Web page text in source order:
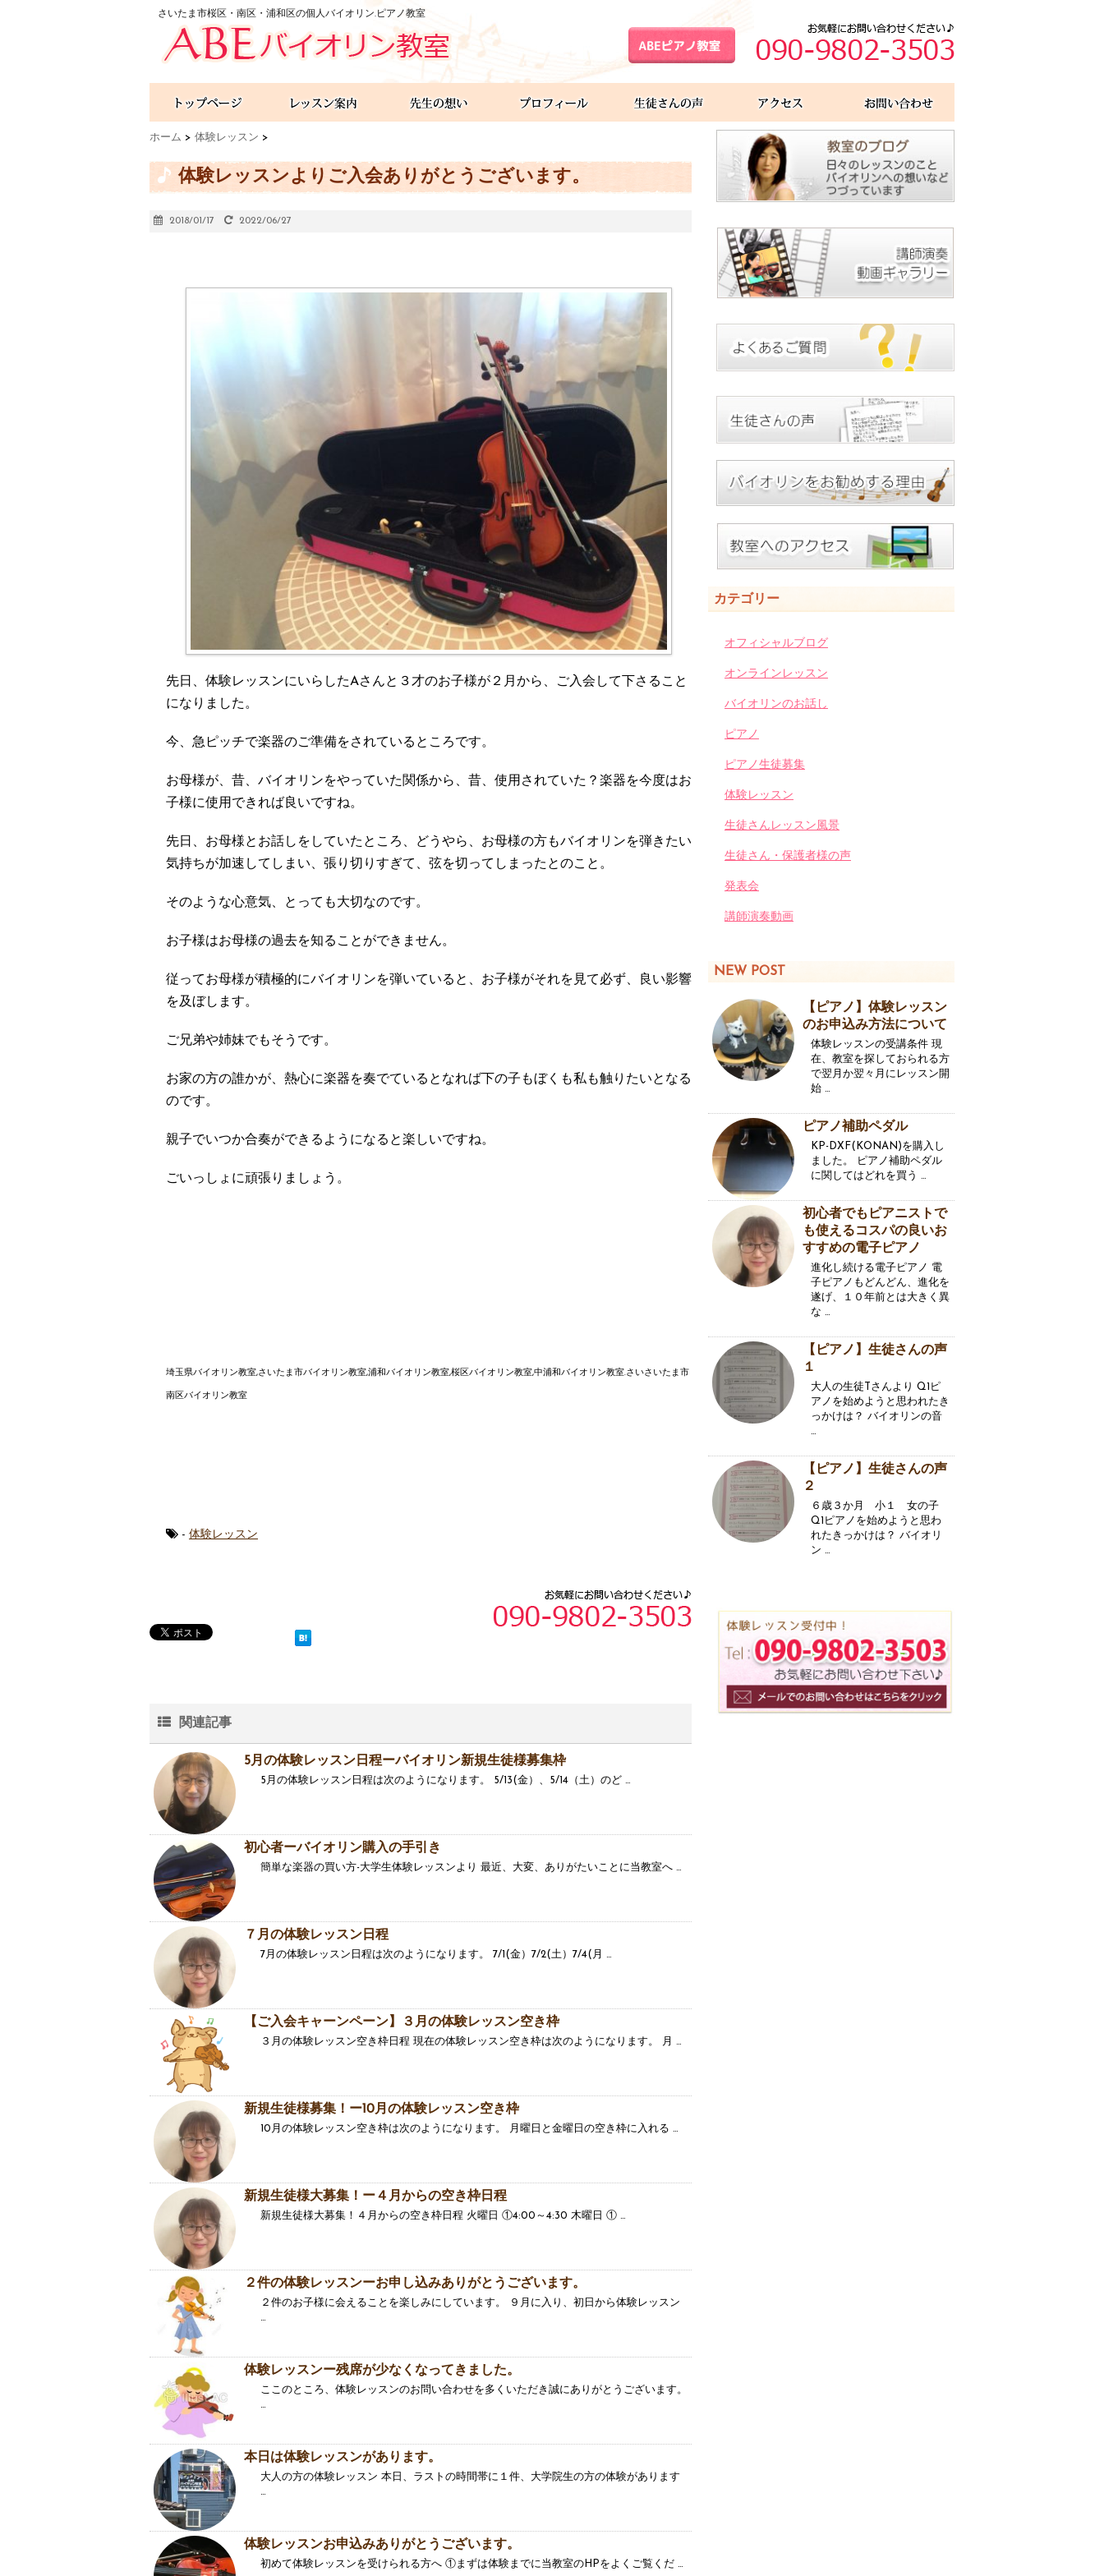
さいたま市桜区・南区・浦和区の個人バイオリン.ピアノ教室
ホーム > 体験レッスン >
体験レッスンよりご入会ありがとうございます。
2018/01/17 2022/06/27
先日、体験レッスンにいらしたAさんと３才のお子様が２月から、ご入会して下さること
になりました。
今、急ピッチで楽器のご準備をされているところです。
お母様が、昔、バイオリンをやっていた関係から、昔、使用されていた？楽器を今度はお
子様に使用できれば良いですね。
先日、お母様とお話しをしていたところ、どうやら、お母様の方もバイオリンを弾きたい
気持ちが加速してしまい、張り切りすぎて、弦を切ってしまったとのこと。
そのような心意気、とっても大切なのです。
お子様はお母様の過去を知ることができません。
従ってお母様が積極的にバイオリンを弾いていると、お子様がそれを見て必ず、良い影響
を及ぼします。
ご兄弟や姉妹でもそうです。
お家の方の誰かが、熱心に楽器を奏でているとなれば下の子もぼくも私も触りたいとなる
のです。
親子でいつか合奏ができるようになると楽しいですね。
ごいっしょに頑張りましょう。
埼玉県バイオリン教室,さいたま市バイオリン教室,浦和バイオリン教室,桜区バイオリン教室,中浦和バイオリン教室.さいさいたま市
南区バイオリン教室
- 体験レッスン
関連記事
5月の体験レッスン日程ーバイオリン新規生徒様募集枠
5月の体験レッスン日程は次のようになります。 5/13(金）、5/14（土）のど …
初心者ーバイオリン購入の手引き
簡単な楽器の買い方-大学生体験レッスンより 最近、大変、ありがたいことに当教室へ …
７月の体験レッスン日程
7月の体験レッスン日程は次のようになります。 7/1(金）7/2(土）7/4(月 …
【ご入会キャーンペーン】３月の体験レッスン空き枠
３月の体験レッスン空き枠日程 現在の体験レッスン空き枠は次のようになります。 月 …
新規生徒様募集！ー10月の体験レッスン空き枠
10月の体験レッスン空き枠は次のようになります。 月曜日と金曜日の空き枠に入れる …
新規生徒様大募集！ー４月からの空き枠日程
新規生徒様大募集！４月からの空き枠日程 火曜日 ①4:00～4:30 木曜日 ① …
２件の体験レッスンーお申し込みありがとうございます。
２件のお子様に会えることを楽しみにしています。 ９月に入り、初日から体験レッスン
…
体験レッスンー残席が少なくなってきました。
ここのところ、体験レッスンのお問い合わせを多くいただき誠にありがとうございます。
…
本日は体験レッスンがあります。
大人の方の体験レッスン 本日、ラストの時間帯に１件、大学院生の方の体験があります
…
体験レッスンお申込みありがとうございます。
初めて体験レッスンを受けられる方へ ①まずは体験までに当教室のHPをよくご覧くだ …
カテゴリー
オフィシャルブログ
オンラインレッスン
バイオリンのお話し
ピアノ
ピアノ生徒募集
体験レッスン
生徒さんレッスン風景
生徒さん・保護者様の声
発表会
講師演奏動画
NEW POST
【ピアノ】体験レッスン
のお申込み方法について
体験レッスンの受講条件 現
在、教室を探しておられる方
で翌月か翌々月にレッスン開
始 …
ピアノ補助ペダル
KP-DXF(KONAN)を購入し
ました。 ピアノ補助ペダル
に関してはどれを買う …
初心者でもピアニストで
も使えるコスパの良いお
すすめの電子ピアノ
進化し続ける電子ピアノ 電
子ピアノもどんどん、進化を
遂げ、１０年前とは大きく異
な …
【ピアノ】生徒さんの声
１
大人の生徒Tさんより Q1ピ
アノを始めようと思われたき
っかけは？ バイオリンの音
…
【ピアノ】生徒さんの声
２
６歳３か月 小１ 女の子
Q1ピアノを始めようと思わ
れたきっかけは？ バイオリ
ン …